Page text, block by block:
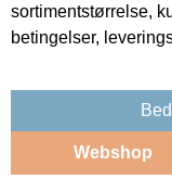
sortimentstørrelse,
betingelser,
Webshop